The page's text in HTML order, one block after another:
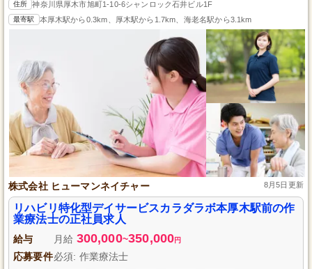
住所 神奈川県厚木市旭町1-10-6シャンロック石井ビル1F
最寄駅 本厚木駅から0.3km、厚木駅から1.7km、海老名駅から3.1km
株式会社 ヒューマンネイチャー 8月5日更新
リハビリ特化型デイサービスカラダラボ本厚木駅前の作
業療法士の正社員求人
給与 月給 300,000~350,000円
応募要件必須: 作業療法士